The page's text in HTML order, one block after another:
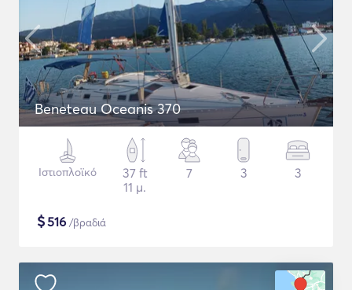
Beneteau Oceanis 370
Ιστιοπλοϊκό
37 ft
11 μ.
7 3 3
$516 /βραδιά